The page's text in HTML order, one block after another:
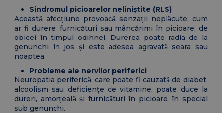
Sindromul picioarelor neliniștite (RLS)
Această afecțiune provoacă senzații neplăcute, cum
ar fi durere, furnicături sau mâncărimi în picioare, de
obicei în timpul odihnei. Durerea poate radia de la
genunchi în jos și este adesea agravată seara sau
noaptea.
Probleme ale nervilor periferici
Neuropatia periferică, care poate fi cauzată de diabet,
alcoolism sau deficiențe de vitamine, poate duce la
dureri, amorțeală și furnicături în picioare, în special
sub genunchi.